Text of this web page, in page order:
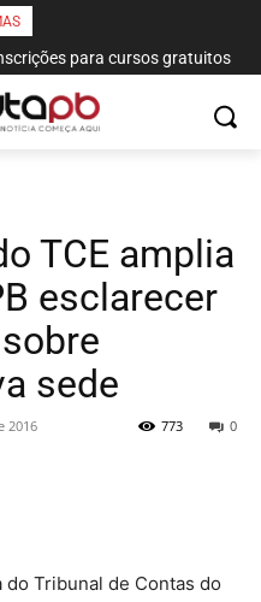
para cursos gratuitos
e salgateria
TCE amplia
esclarecer
sede
2016 0
773
do Tribunal de Contas do